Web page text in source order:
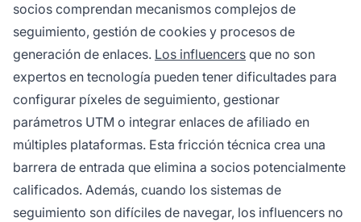
socios comprendan mecanismos complejos de
seguimiento, gestión de cookies y procesos de
generación de enlaces. Los influencers que no son
expertos en tecnología pueden tener dificultades para
configurar píxeles de seguimiento, gestionar
parámetros UTM o integrar enlaces de afiliado en
múltiples plataformas. Esta fricción técnica crea una
barrera de entrada que elimina a socios potencialmente
calificados. Además, cuando los sistemas de
seguimiento son difíciles de navegar, los influencers no